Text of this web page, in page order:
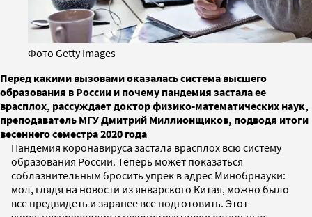
Фото Getty Images
Перед какими вызовами оказалась система высшего
образования в России и почему пандемия застала ее
врасплох, рассуждает доктор физико-математических наук,
преподаватель МГУ Дмитрий Миллионщиков, подводя итоги
весеннего семестра 2020 года
Пандемия коронавируса застала врасплох всю систему
образования России. Теперь может показаться
соблазнительным бросить упрек в адрес Минобрнауки:
мол, глядя на новости из январского Китая, можно было
все предвидеть и заранее все подготовить. Этот